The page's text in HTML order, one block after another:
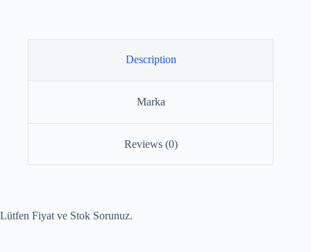
Description
Marka
Reviews (0)
Lütfen Fiyat ve Stok Sorunuz.